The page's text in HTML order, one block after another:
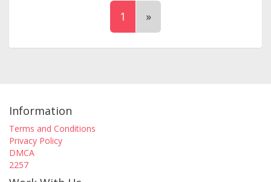
1 »
Information
Terms and Conditions
Privacy Policy
DMCA
2257